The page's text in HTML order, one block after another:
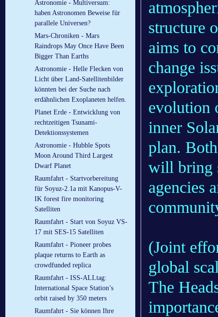
Astronomie - Multiversum:
haben Astronomen Beweise für
parallele Universen?
Mars-Chroniken - Mars
Raindrops May Once Have Been
Bigger Than Earths
Astronomie - Helle Flecken von
Licht über Land-Satellitenbilder
könnten bei der Suche nach
erdähnlichen Exoplaneten helfen.
Planet Erde - Entwicklung von
rechtzeitigen Tsunami-
Detektionssystemen
Astronomie - Hubble Spots
Moon Around Third Largest
Dwarf Planet
Raumfahrt - Startvorbereitung
für Soyuz-2.1a mit Kanopus-V-
IK forest fire monitoring
Satelliten
Raumfahrt - Start von Soyuz VS-
17 mit SES-15 Satelliten
Raumfahrt - Pioneer probes
plaque returns to Earth as
crowdfunded replica
Raumfahrt - ISS-ALLtag:
International Space Station’s
orbit raised by 350 meters
Raumfahrt - Sie können Ihre
structure
aims to
change
evolution
inner
plan.
will bring
agencies
(Joint
global
The